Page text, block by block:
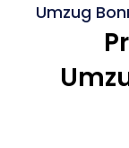
Umzug